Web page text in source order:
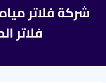
شركة فلاتر
فلاتر